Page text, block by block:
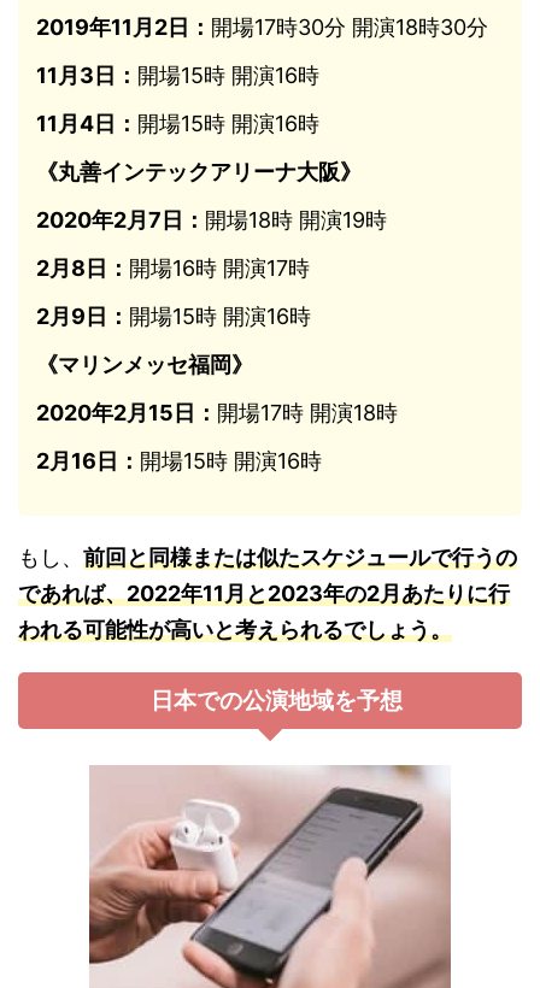
2019年11月2日： 開場17時30分 開演18時30分
11月3日： 開場15時 開演16時
11月4日： 開場15時 開演16時
《丸善インテックアリーナ大阪》
2020年2月7日： 開場18時 開演19時
2月8日： 開場16時 開演17時
2月9日： 開場15時 開演16時
《マリンメッセ福岡》
2020年2月15日： 開場17時 開演18時
2月16日： 開場15時 開演16時
もし、 前回と同様または似たスケジュールで行うの
であれば、2022年11月と2023年の2月あたりに行
われる可能性が高いと考えられるでしょう。
日本での公演地域を予想